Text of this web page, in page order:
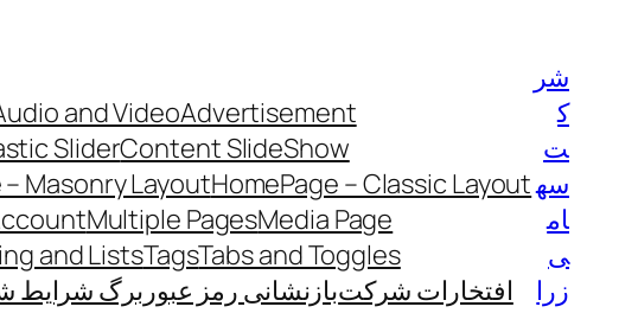
شر
ک
ت
سه
ام
ی
زرا
Advertisement
and Video
Content SlideShow
Slider
HomePage – Classic Layout
Masonry Layout
Media Page
Multiple Pages
Tabs and Toggles
Tags
and Lists
افتخارات شرکتبازنشانی رمز عبور برگ شرایط